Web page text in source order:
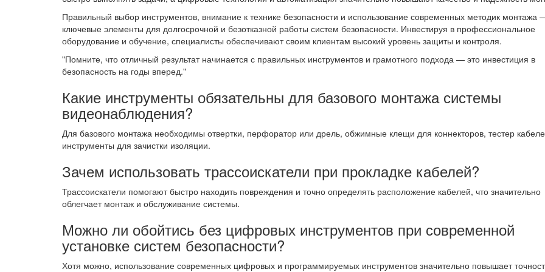
Правильный выбор инструментов, внимание к технике безопасности и использование современных методик монтажа
ключевые элементы для долгосрочной и безотказной работы систем безопасности. Инвестируя в профессиональное
оборудование и обучение, специалисты обеспечивают своим клиентам высокий уровень защиты и контроля.
Помните, что отличный результат начинается с правильных инструментов и грамотного подхода — это инвестиция в
безопасность на годы вперед.
Какие инструменты обязательны для базового монтажа системы
видеонаблюдения?
Для базового монтажа необходимы отвертки, перфоратор или дрель, обжимные клещи для коннекторов, тестер
инструменты для зачистки изоляции.
Зачем использовать трассоискатели при прокладке кабелей?
Трассоискатели помогают быстро находить повреждения и точно определять расположение кабелей, что значительно
облегчает монтаж и обслуживание системы.
Можно ли обойтись без цифровых инструментов при современной
установке систем безопасности?
Хотя можно, использование современных цифровых и программируемых инструментов значительно повышает